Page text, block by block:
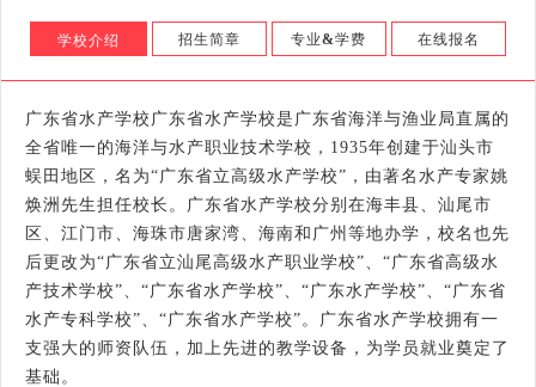
学校介绍 招生简章 专业&学费 在线报名
广东省水产学校广东省水产学校是广东省海洋与渔业局直属的
全省唯一的海洋与水产职业技术学校，1935年创建于汕头市
蜈田地区，名为“广东省立高级水产学校”，由著名水产专家姚
焕洲先生担任校长。广东省水产学校分别在海丰县、汕尾市
区、江门市、海珠市唐家湾、海南和广州等地办学，校名也先
后更改为“广东省立汕尾高级水产职业学校”、“广东省高级水
产技术学校”、“广东省水产学校”、“广东水产学校”、“广东省
水产专科学校”、“广东省水产学校”。广东省水产学校拥有一
支强大的师资队伍，加上先进的教学设备，为学员就业奠定了
基础。